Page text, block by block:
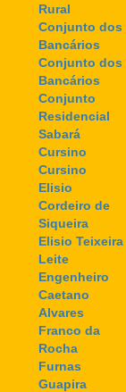
Rural
Conjunto dos
Bancários
Conjunto dos
Bancários
Conjunto
Residencial
Sabará
Cursino
Cursino
Elisio
Cordeiro de
Siqueira
Elisio Teixeira
Leite
Engenheiro
Caetano
Alvares
Franco da
Rocha
Furnas
Guapira